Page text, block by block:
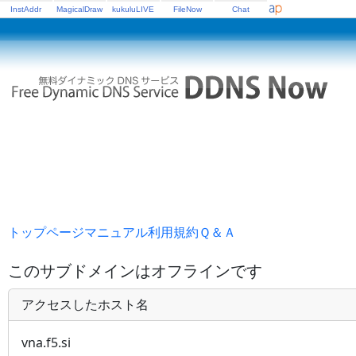
InstAddr MagicalDraw kukuluLIVE FileNow Chat
トップページマニュアル利用規約Ｑ＆Ａ
このサブドメインはオフラインです
アクセスしたホスト名
vna.f5.si